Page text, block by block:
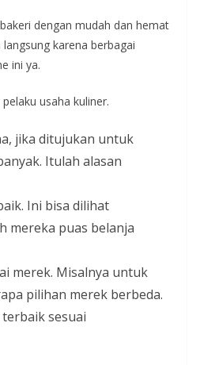
dengan mudah dan hemat
karena berbagai
ini ya.
usaha kuliner.
jika ditujukan untuk
Itulah alasan
Ini bisa dilihat
mereka puas belanja
merek. Misalnya untuk
pilihan merek berbeda.
sesuai